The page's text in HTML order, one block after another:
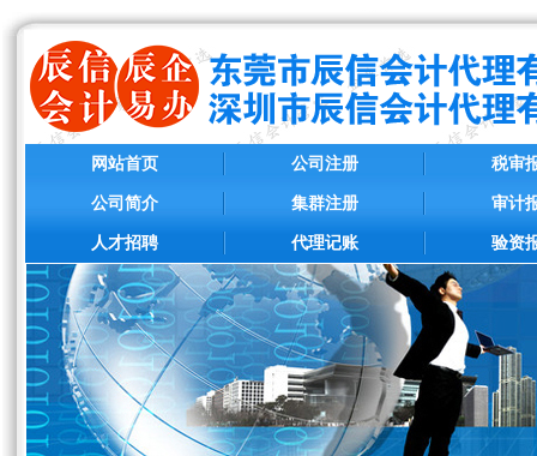
网站首页
公司简介
人才招聘
公司注册
集群注册
代理记账
税审
审计
验资